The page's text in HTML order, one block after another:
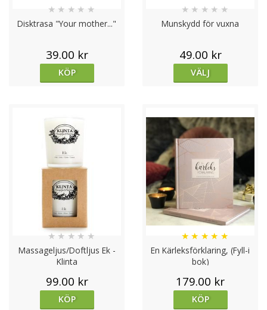
Disktrasa "Your mother..."
★ ★ ★ ★ ★
39.00 kr
KÖP
Munskydd för vuxna
★ ★ ★ ★ ★
49.00 kr
VÄLJ
Massageljus/Doftljus Ek -
Klinta
★ ★★ ★ ★
99.00 kr
KÖP
En Kärleksförklaring, (Fyll-i
bok)
★ ★ ★ ★ ★
179.00 kr
KÖP